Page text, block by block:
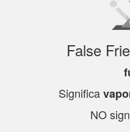
False
Significa
NO